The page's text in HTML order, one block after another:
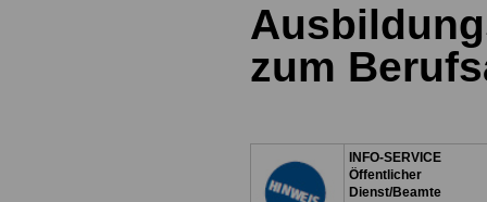
zum
INFO-SERVICE
Öffentlicher
Dienst/Beamte